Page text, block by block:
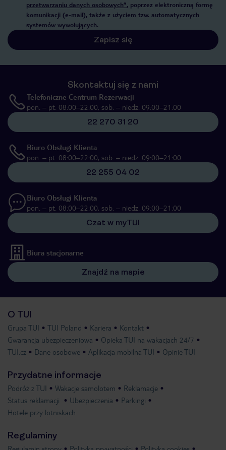
przetwarzaniu danych osobowych”, poprzez elektroniczną formę
komunikacji (e-mail), także z użyciem tzw. automatycznych
systemów wywołujących.
Zapisz się
Skontaktuj się z nami
Telefoniczne Centrum Rezerwacji
pon. – pt. 08:00–22:00, sob. – niedz. 09:00–21:00
22 270 31 20
Biuro Obsługi Klienta
pon. – pt. 08:00–22:00, sob. – niedz. 09:00–21:00
22 255 04 02
Biuro Obsługi Klienta
pon. – pt. 08:00–22:00, sob. – niedz. 09:00–21:00
Czat w myTUI
Biura stacjonarne
Znajdź na mapie
O TUI
Grupa TUI TUI Poland Kariera
Kontakt
Gwarancja ubezpieczeniowa
Opieka TUI na wakacjach 24/7
TUI.cz
Dane osobowe Aplikacja mobilna TUI Opinie TUI
Przydatne informacje
Podróż z TUI Wakacje samolotem
Reklamacje
Status reklamacji
Ubezpieczenia
Parkingi
Hotele przy lotniskach
Regulaminy